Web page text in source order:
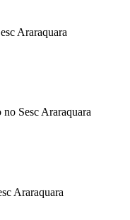
Araraquara
no Sesc Araraquara
Araraquara